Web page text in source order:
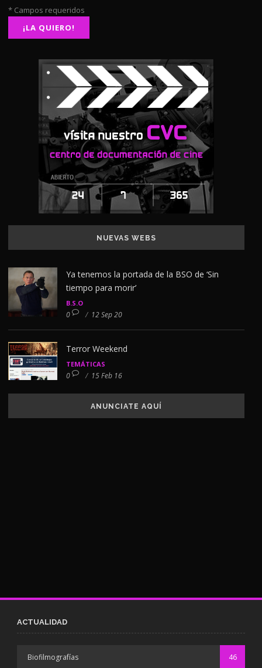
* Campos requeridos
NUEVAS WEBS
Ya tenemos la portada de la BSO de ‘Sin
tiempo para morir’
B.S.O
0 / 12 Sep 20
Terror Weekend
TEMÁTICAS
0 / 15 Feb 16
ANUNCIATE AQUÍ
ACTUALIDAD
Biofilmografías 46